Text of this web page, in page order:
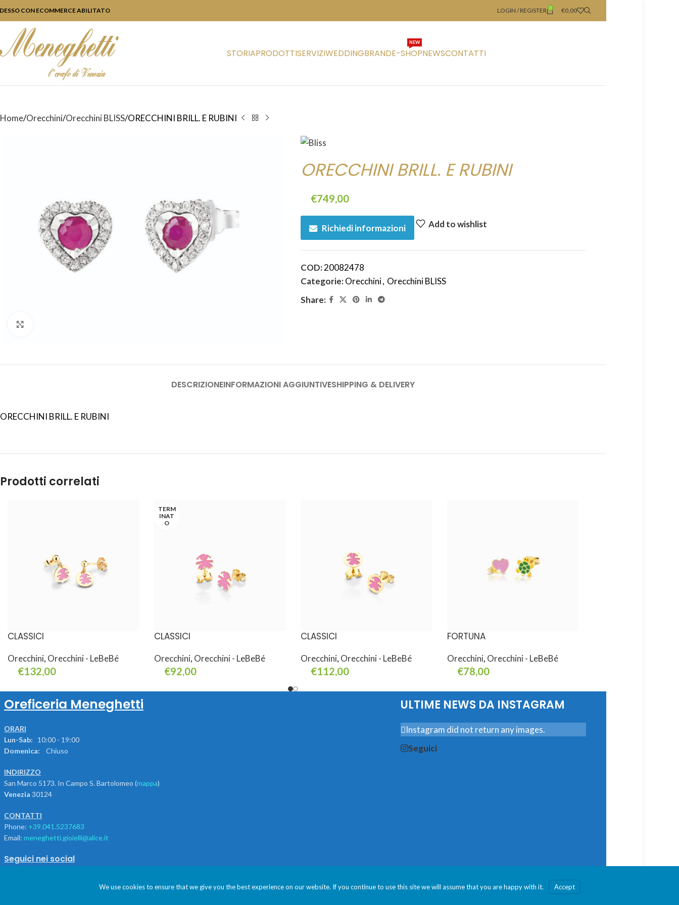
CON ECOMMERCE ABILITATO LOGIN / REGISTER 0 €0,00
STORIAPRODOTTISERVIZIWEDDINGBRANDE-SHOP
NEW
NEWSCONTATTI
Home Orecchini Orecchini BLISS ORECCHINI BRILL. E RUBINI
ORECCHINI BRILL. E RUBINI
€749,00
Richiedi informazioni Add to wishlist
COD:20082478
Categorie:Orecchini, Orecchini BLISS
Share:
DESCRIZIONEINFORMAZIONI AGGIUNTIVESHIPPING & DELIVERY
ORECCHINI BRILL. E RUBINI
Prodotti correlati
CLASSICI
Orecchini, Orecchini - LeBeBé
€132,00
TERM
INAT
O
CLASSICI
Orecchini, Orecchini - LeBeBé
€92,00
CLASSICI
Orecchini, Orecchini - LeBeBé
€112,00
FORTUNA
Orecchini, Orecchini - LeBeBé
€78,00
Oreficeria Meneghetti
ORARI
Lun-Sab: 10:00 - 19:00
Domenica:
Chiuso
INDIRIZZO
San Marco 5173. In Campo S. Bartolomeo (mappa)
Venezia 30124
CONTATTI
Phone: +39.041.5237683
Email: meneghetti.gioielli@alice.it
Seguici nei social
ULTIME NEWS DA INSTAGRAM
Instagram did not return any images.
Seguici
Utilizziamo i cookie per essere sicuri che tu possa avere la migliore esperienza sul nostro sito. Se continui ad utilizzare questo sito noi assumiamo che tu ne sia felice.
We use cookies to ensure that we give you the best experience on our website. If you continue to use this site we will assume that you are happy with it. Accept